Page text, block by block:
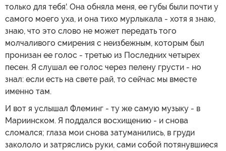
только для тебя'. Она обняла меня, ее губы были почти у
самого моего уха, и она тихо мурлыкала - хотя я знаю,
знаю, что это слово не может передать того
молчаливого смирения с неизбежным, которым был
пронизан ее голос - третью из Последних четырех
песен. Я слушал ее голос через пелену грусти - но
знал: если есть на свете рай, то сейчас мы вместе
именно там.
И вот я услышал Флеминг - ту же самую музыку - в
Мариинском. Я поддался восхищению - и снова
сломался; глаза мои снова затуманились, в груди
закололо и затряслись руки, сами собой потянувшиеся